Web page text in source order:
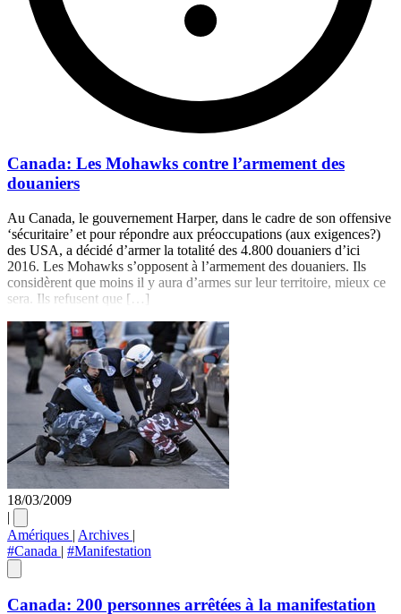
Canada: Les Mohawks contre l’armement des
douaniers
Au Canada, le gouvernement Harper, dans le cadre de son offensive
‘sécuritaire’ et pour répondre aux préoccupations (aux exigences?)
des USA, a décidé d’armer la totalité des 4.800 douaniers d’ici
2016. Les Mohawks s’opposent à l’armement des douaniers. Ils
considèrent que moins il y aura d’armes sur leur territoire, mieux ce
sera. Ils refusent que […]
18/03/2009
|
Amériques | Archives |
#Canada | #Manifestation
Canada: 200 personnes arrêtées à la manifestation